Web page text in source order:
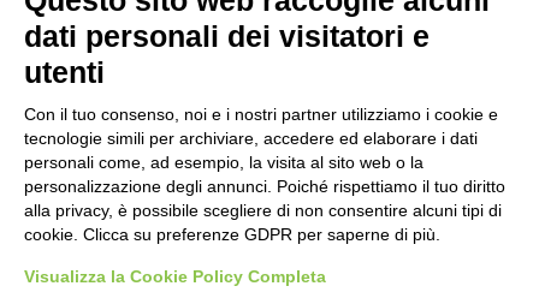
scienza
universolocale
viedellaseta
dati personali dei visitatori e
utenti
Con il tuo consenso, noi e i nostri partner utilizziamo i cookie e
tecnologie simili per archiviare, accedere ed elaborare i dati
personali come, ad esempio, la visita al sito web o la
personalizzazione degli annunci. Poiché rispettiamo il tuo diritto
alla privacy, è possibile scegliere di non consentire alcuni tipi di
cookie. Clicca su preferenze GDPR per saperne di più.
Visualizza la Cookie Policy Completa